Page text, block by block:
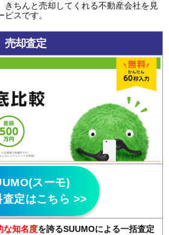
きちんと売却してくれる不動産会社を見
スです。
売却査定
スーモ)
定はこちら >>
な知名度を誇るSUUMOによる一括査定